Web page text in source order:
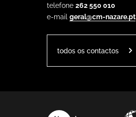
telefone 262 550 010
e-mail geral@cm-nazare.pt
todos os contactos